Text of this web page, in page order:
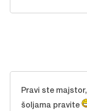
Pravi ste
šoljama pravite